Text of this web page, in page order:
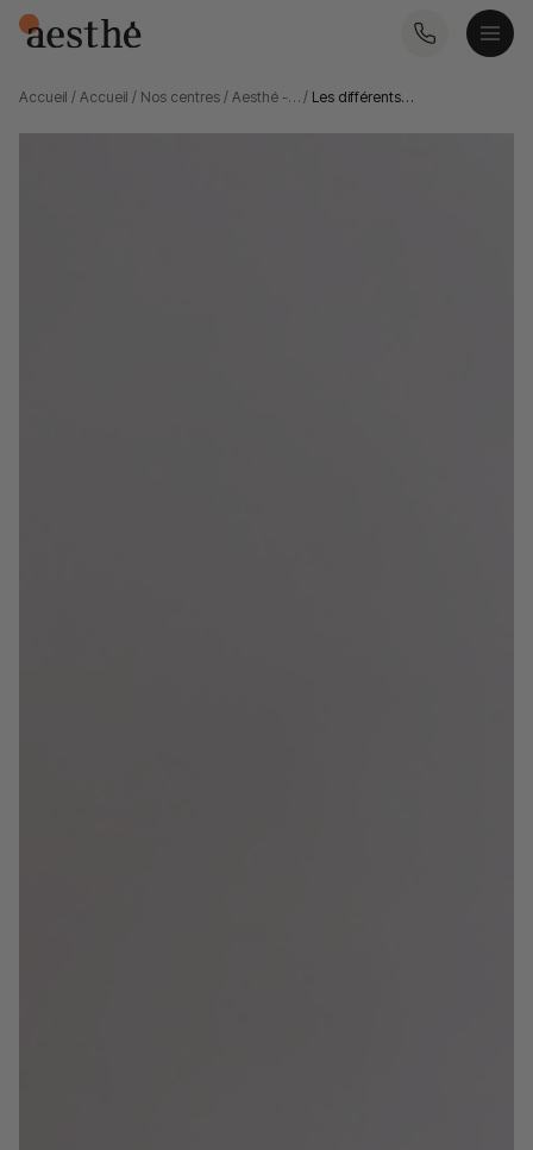
Accueil / Accueil / Nos centres / Aesthé -… / Les différents…